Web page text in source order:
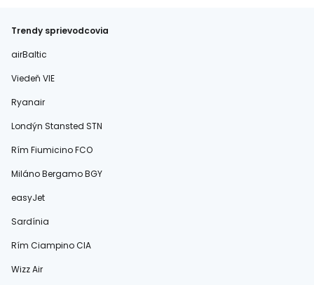
Trendy sprievodcovia
airBaltic
Viedeň VIE
Ryanair
Londýn Stansted STN
Rím Fiumicino FCO
Miláno Bergamo BGY
easyJet
Sardínia
Rím Ciampino CIA
Wizz Air